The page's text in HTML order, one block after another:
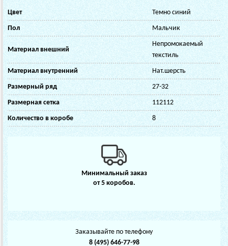
Цвет Темно синий
Пол Мальчик
Материал внешний
Непромокаемый
текстиль
Материал внутренний Нат.шерсть
Размерный ряд 27-32
Размерная сетка 112112
Количество в коробе 8
Минимальный заказ
от 5 коробов.
Заказывайте по телефону
8 (495) 646-77-98